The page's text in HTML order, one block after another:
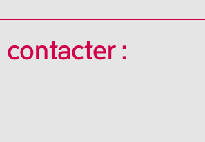
contacter :